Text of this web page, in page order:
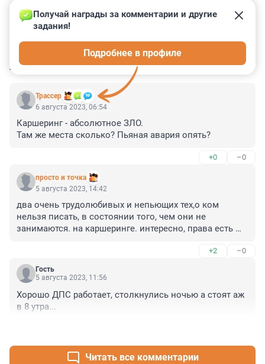
КОММЕНТАРИИ 5
Трассер
Получай награды за комментарии и другие
задания!
Подробнее в профиле
6 августа 2023, 06:54
Каршеринг - абсолютное ЗЛО.
Там же места сколько? Пьяная авария опять?
+0 –0
просто и точка
5 августа 2023, 14:42
два очень трудолюбивых и непьющих тех,о ком
нельзя писать, в состоянии того, чем они не
занимаются. на каршеринге. интересно, права есть
+2 –0
Гость
5 августа 2023, 11:56
Хорошо ДПС работает, столкнулись ночью а стоят аж
в 8 утра...
Читать все комментарии